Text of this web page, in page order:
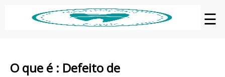
☰
O que é : Defeito de